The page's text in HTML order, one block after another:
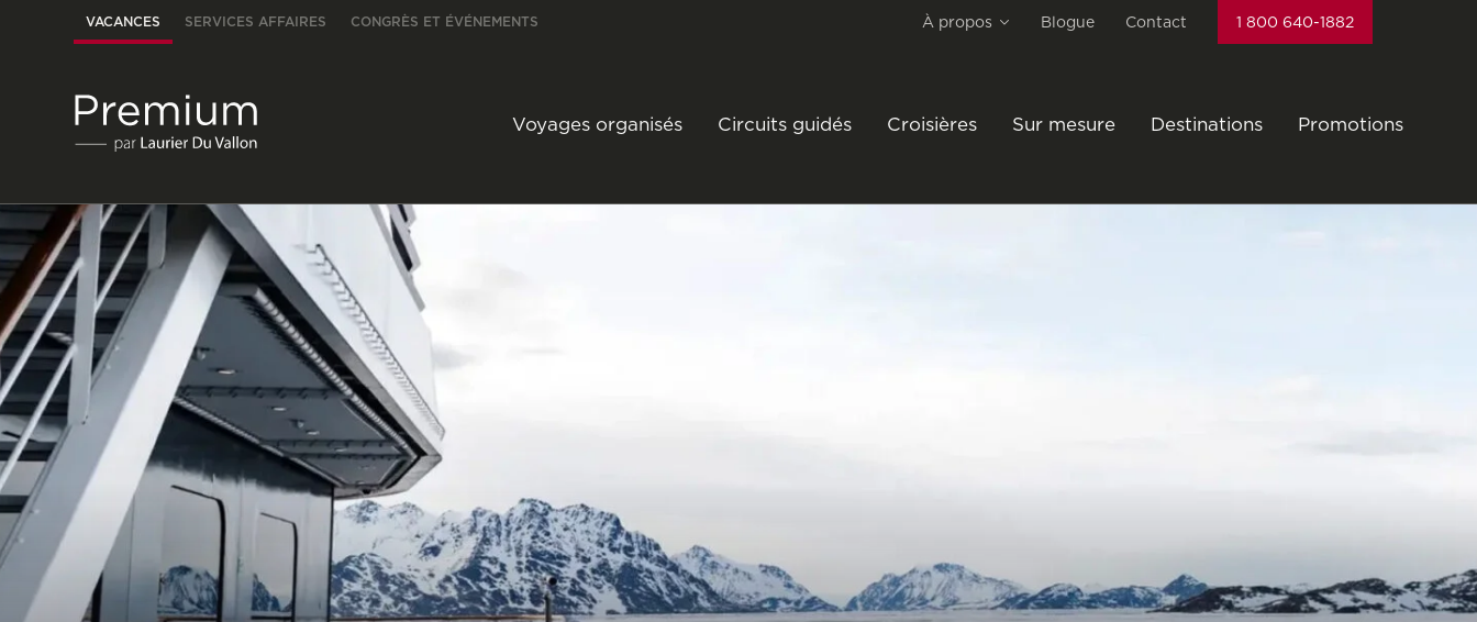
VACANCES SERVICES AFFAIRES CONGRÈS ET ÉVÉNEMENTS À propos Blogue Contact 1 800 640-1882
Voyages organisés Circuits guidés Croisières Sur mesure Destinations Promotions